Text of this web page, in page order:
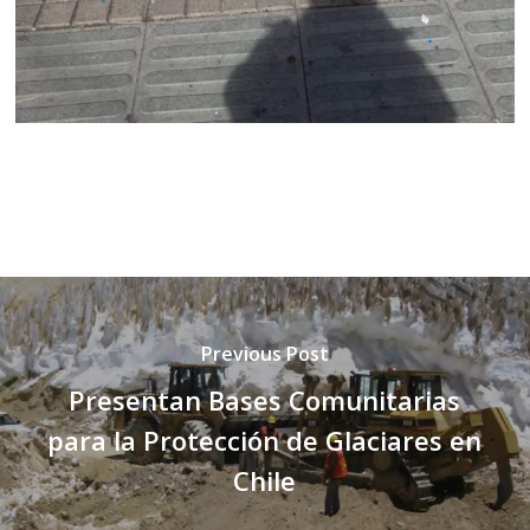
Previous Post
Presentan Bases Comunitarias
para la Protección de Glaciares en
Chile